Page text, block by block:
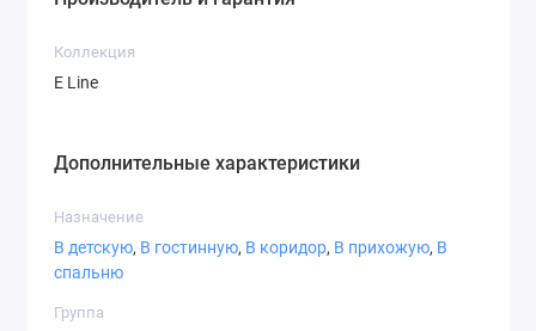
Коллекция
E Line
Дополнительные характеристики
Назначение
В детскую, В гостинную, В коридор, В прихожую, В
спальню
Группа